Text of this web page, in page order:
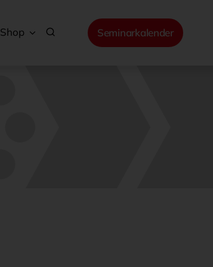
Shop Seminarkalender